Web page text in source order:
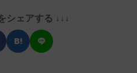
シェアする ↓↓↓